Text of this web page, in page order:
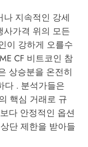
나 지속적인 강세
사가격 위의 모든
이 강하게 오를수
CF 비트코인 참
상승분을 온전히
다 . 분석가들은
핵심 거래로 규
다 안정적인 옵션
단 제한을 받아들